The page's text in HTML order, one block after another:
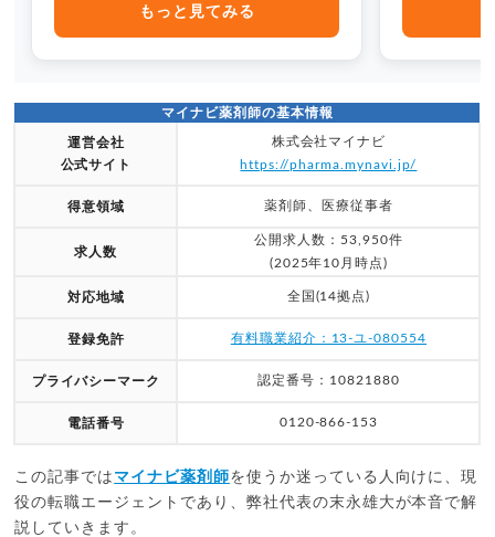
もっと見てみる
マイナビ薬剤師の基本情報
運営会社
公式サイト
株式会社マイナビ
https://pharma.mynavi.jp/
得意領域 薬剤師、医療従事者
求人数
公開求人数：53,950件
(2025年10月時点)
対応地域 全国(14拠点)
登録免許 有料職業紹介：13-ユ-080554
プライバシーマーク 認定番号：10821880
電話番号 0120-866-153
この記事では マイナビ薬剤師を使うか迷っている人向けに、現
役の転職エージェントであり、弊社代表の末永雄大が本音で解
説していきます。